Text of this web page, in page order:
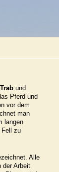
Trab und
Pferd und
vor dem
man
langen
zu
Alle
der Arbeit